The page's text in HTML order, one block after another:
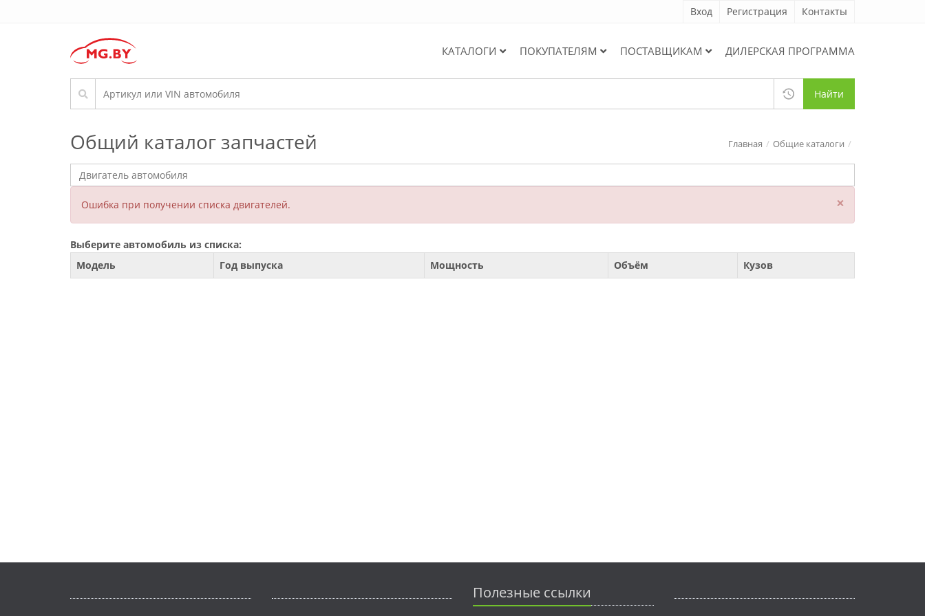
Вход Регистрация Контакты
КАТАЛОГИ ПОКУПАТЕЛЯМ ПОСТАВЩИКАМ ДИЛЕРСКАЯ ПРОГРАММА
Найти
Общий каталог запчастей Главная Общие каталоги
Ошибка при получении списка двигателей. ×
Выберите автомобиль из списка:
Модель
Год выпуска Мощность Объём Кузов
Полезные ссылки